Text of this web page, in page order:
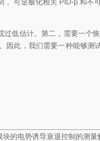
可逆极化相关 PID-p 和不
低估计。第二，需要一个
此，我们需要一种能够
的电势诱导衰退控制的测量